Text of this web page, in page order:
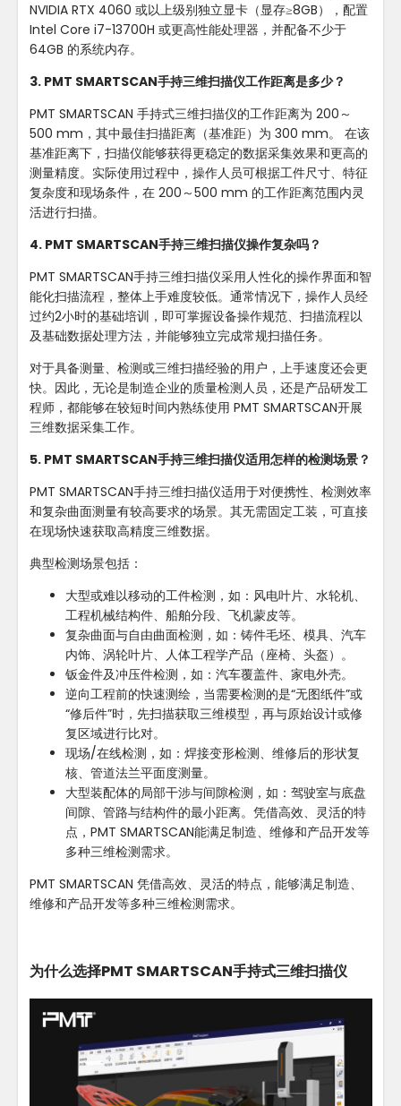
NVIDIA RTX 4060 或以上级别独立显卡（显存≥8GB），配置
Intel Core i7-13700H 或更高性能处理器，并配备不少于
64GB 的系统内存。
3. PMT SMARTSCAN手持三维扫描仪工作距离是多少？
PMT SMARTSCAN 手持式三维扫描仪的工作距离为 200～
500 mm，其中最佳扫描距离（基准距）为 300 mm。 在该
基准距离下，扫描仪能够获得更稳定的数据采集效果和更高的
测量精度。实际使用过程中，操作人员可根据工件尺寸、特征
复杂度和现场条件，在 200～500 mm 的工作距离范围内灵
活进行扫描。
4. PMT SMARTSCAN手持三维扫描仪操作复杂吗？
PMT SMARTSCAN手持三维扫描仪采用人性化的操作界面和智
能化扫描流程，整体上手难度较低。通常情况下，操作人员经
过约2小时的基础培训，即可掌握设备操作规范、扫描流程以
及基础数据处理方法，并能够独立完成常规扫描任务。
对于具备测量、检测或三维扫描经验的用户，上手速度还会更
快。因此，无论是制造企业的质量检测人员，还是产品研发工
程师，都能够在较短时间内熟练使用 PMT SMARTSCAN开展
三维数据采集工作。
5. PMT SMARTSCAN手持三维扫描仪适用怎样的检测场景？
PMT SMARTSCAN手持三维扫描仪适用于对便携性、检测效率
和复杂曲面测量有较高要求的场景。其无需固定工装，可直接
在现场快速获取高精度三维数据。
典型检测场景包括：
大型或难以移动的工件检测，如：风电叶片、水轮机、
工程机械结构件、船舶分段、飞机蒙皮等。
复杂曲面与自由曲面检测，如：铸件毛坯、模具、汽车
内饰、涡轮叶片、人体工程学产品（座椅、头盔）。
钣金件及冲压件检测，如：汽车覆盖件、家电外壳。
逆向工程前的快速测绘，当需要检测的是“无图纸件”或
“修后件”时，先扫描获取三维模型，再与原始设计或修
复区域进行比对。
现场/在线检测，如：焊接变形检测、维修后的形状复
核、管道法兰平面度测量。
大型装配体的局部干涉与间隙检测，如：驾驶室与底盘
间隙、管路与结构件的最小距离。凭借高效、灵活的特
点，PMT SMARTSCAN能满足制造、维修和产品开发等
多种三维检测需求。
PMT SMARTSCAN 凭借高效、灵活的特点，能够满足制造、
维修和产品开发等多种三维检测需求。
为什么选择PMT SMARTSCAN手持式三维扫描仪